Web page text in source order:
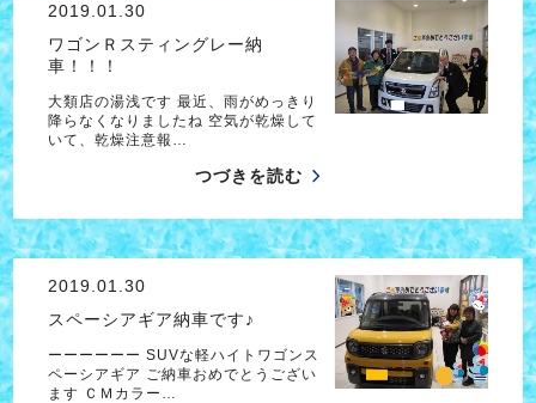
2019.01.30
ワゴンＲスティングレー納
車！！！
大類店の湯浅です 最近、雨がめっきり
降らなくなりましたね 空気が乾燥して
いて、乾燥注意報…
つづきを読む
2019.01.30
スペーシアギア納車です♪
ーーーーーー SUVな軽ハイトワゴンス
ペーシアギア ご納車おめでとうござい
ます ＣＭカラー…